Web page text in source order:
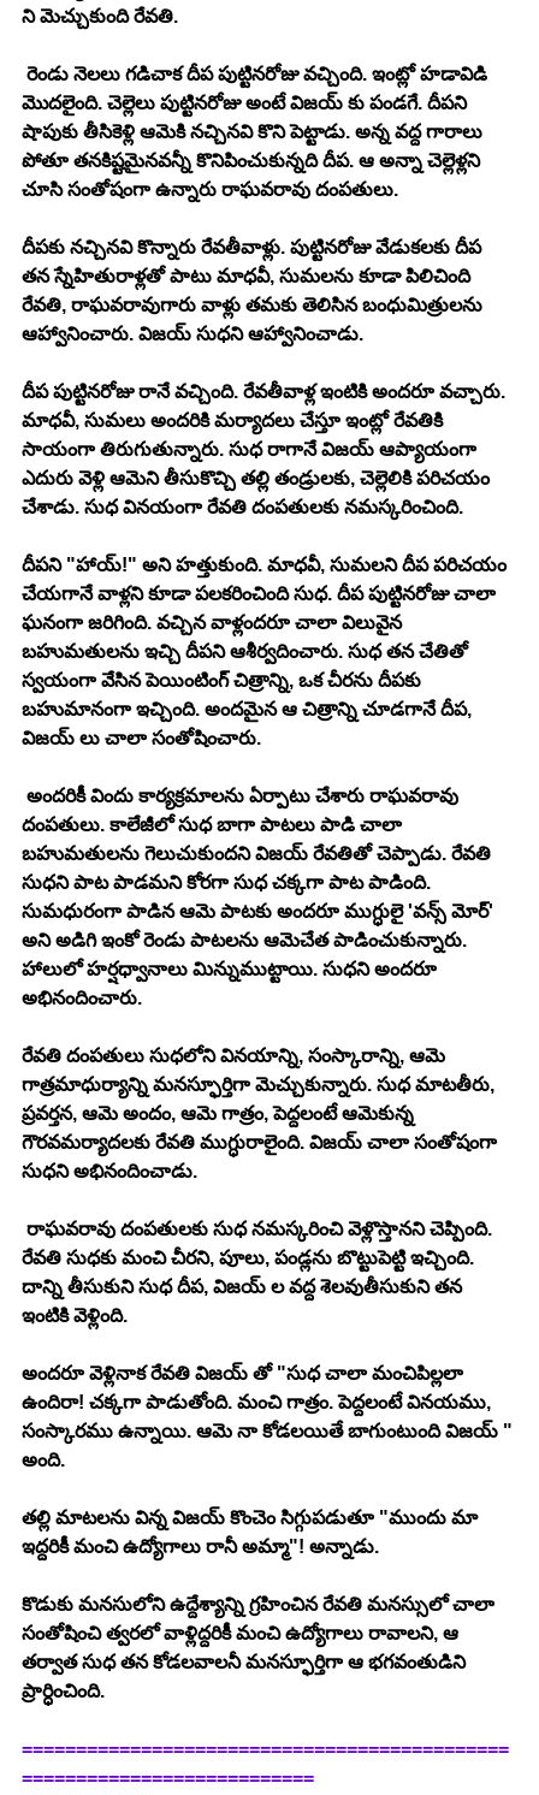
ని మెచ్చుకుంది రేవతి.
మొదలైంది. చెల్లెలు పుట్టినరోజు అంటే విజయ్ కు పండగే. దీపని
షాపుకు తీసికెళ్లి ఆమెకి నచ్చినవి కొని పెట్టాడు. అన్న వద్ద గారాలు
పోతూ తనకిష్టమైనవన్నీ కొనిపించుకున్నది దీప. ఆ అన్నా చెల్లెళ్లని
చూసి సంతోషంగా ఉన్నారు రాఘవరావు దంపతులు.
దీపకు నచ్చినవి కొన్నారు రేవతీవాళ్లు. పుట్టినరోజు వేడుకలకు దీప
తన స్నేహితురాళ్లతో పాటు మాధవీ, సుమలను కూడా పిలిచింది
రేవతి, రాఘవరావుగారు వాళ్లు తమకు తెలిసిన బంధుమిత్రులను
ఆహ్వానించారు. విజయ్ సుధని ఆహ్వానించాడు.
దీప పుట్టినరోజు రానే వచ్చింది. రేవతీవాళ్ల ఇంటికి అందరూ వచ్చారు.
మాధవీ, సుమలు అందరికి మర్యాదలు చేస్తూ ఇంట్లో రేవతికి
సాయంగా తిరుగుతున్నారు. సుధ రాగానే విజయ్ ఆప్యాయంగా
ఎదురు వెళ్లి ఆమెని తీసుకొచ్చి తల్లి తండ్రులకు, చెల్లెలికి పరిచయం
చేశాడు. సుధ వినయంగా రేవతి దంపతులకు నమస్కరించింది.
దీపని "హాయ్!" అని హత్తుకుంది. మాధవీ, సుమలని దీప పరిచయం
చేయగానే వాళ్లని కూడా పలకరించింది సుధ. దీప పుట్టినరోజు చాలా
ఘనంగా జరిగింది. వచ్చిన వాళ్లందరూ చాలా విలువైన
బహుమతులను ఇచ్చి దీపని ఆశీర్వదించారు. సుధ తన చేతితో
స్వయంగా వేసిన పెయింటింగ్ చిత్రాన్ని, ఒక చీరను దీపకు
బహుమానంగా ఇచ్చింది. అందమైన ఆ చిత్రాన్ని చూడగానే దీప,
విజయ్ లు చాలా సంతోషించారు.
దంపతులు. కాలేజీలో సుధ బాగా పాటలు పాడి చాలా
బహుమతులను గెలుచుకుందని విజయ్ రేవతితో చెప్పాడు. రేవతి
సుధని పాట పాడమని కోరగా సుధ చక్కగా పాట పాడింది.
సుమధురంగా పాడిన ఆమె పాటకు అందరూ ముగ్ధులై 'వన్స్ మోర్'
అని అడిగి ఇంకో రెండు పాటలను ఆమెచేత పాడించుకున్నారు.
హాలులో హర్షధ్వానాలు మిన్నుముట్టాయి. సుధని అందరూ
అభినందించారు.
రేవతి దంపతులు సుధలోని వినయాన్ని, సంస్కారాన్ని, ఆమె
గాత్రమాధుర్యాన్ని మనస్ఫూర్తిగా మెచ్చుకున్నారు. సుధ మాటతీరు,
ప్రవర్తన, ఆమె అందం, ఆమె గాత్రం, పెద్దలంటే ఆమెకున్న
గౌరవమర్యాదలకు రేవతి ముగ్ధురాలైంది. విజయ్ చాలా సంతోషంగా
సుధని అభినందించాడు.
రేవతి సుధకు మంచి చీరని, పూలు, పండ్లను బొట్టుపెట్టి ఇచ్చింది.
దాన్ని తీసుకుని సుధ దీప, విజయ్ ల వద్ద శెలవుతీసుకుని తన
ఇంటికి వెళ్లింది.
అందరూ వెళ్లినాక రేవతి విజయ్ తో "సుధ చాలా మంచిపిల్లలా
ఉందిరా! చక్కగా పాడుతోంది. మంచి గాత్రం. పెద్దలంటే వినయము,
సంస్కారము ఉన్నాయి. ఆమె నా కోడలయితే బాగుంటుంది విజయ్ "
అంది.
తల్లి మాటలను విన్న విజయ్ కొంచెం సిగ్గుపడుతూ "ముందు మా
ఇద్దరికీ మంచి ఉద్యోగాలు రానీ అమ్మా"! అన్నాడు.
కొడుకు మనసులోని ఉద్దేశ్యాన్ని గ్రహించిన రేవతి మనస్సులో చాలా
సంతోషించి త్వరలో వాళ్లిద్దరికీ మంచి ఉద్యోగాలు రావాలని, ఆ
తర్వాత సుధ తన కోడలవాలనీ మనస్ఫూర్తిగా ఆ భగవంతుడిని
ప్రార్ధించింది.
=============================================
===========================